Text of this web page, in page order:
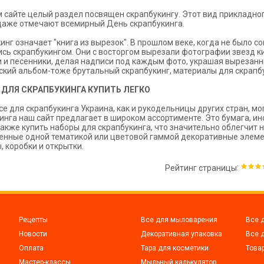
целый раздел посвящен скрапбукингу. Этот вид
отмечают всемирный День скрапбукинга.
означает "книга из вырезок". В прошлом веке, когда не было
скрапбукингом. Они с восторгом вырезали фотографии звезд
и песенники, делая надписи под каждым фото, украшая
альбом-тоже брутальный скрапбукинг, материалы для
СКРАПБУКИНГА КУПИТЬ ЛЕГКО
для скрапбукинга Украина, как и рукодельницы других стран,
наш сайт предлагает в широком ассортименте. Это бумага,
купить наборы для скрапбукинга, что значительно облегчит
одной тематикой или цветовой гаммой декоративные
коробки и открытки.
Рейтинг страницы:
Рецепты
Новости
Оплата
Все для мыловарения
Все
Декоративная упаковка
Все
Тара для косметики